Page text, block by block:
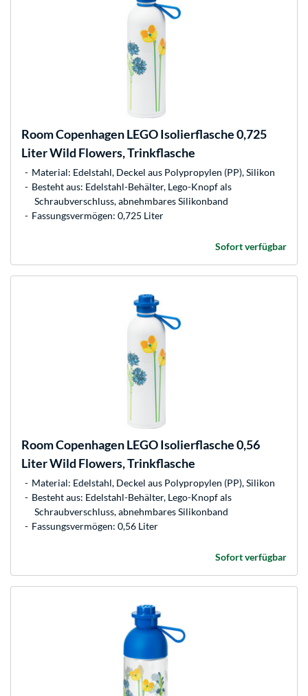
Room CopenhagenLEGO Isolierflasche 0,725
Liter Wild Flowers, Trinkflasche
Material: Edelstahl, Deckel aus Polypropylen (PP), Silikon
Besteht aus: Edelstahl-Behälter, Lego-Knopf als
Schraubverschluss, abnehmbares Silikonband
Fassungsvermögen: 0,725 Liter
Sofort verfügbar
Room CopenhagenLEGO Isolierflasche 0,56
Liter Wild Flowers, Trinkflasche
Material: Edelstahl, Deckel aus Polypropylen (PP), Silikon
Besteht aus: Edelstahl-Behälter, Lego-Knopf als
Schraubverschluss, abnehmbares Silikonband
Fassungsvermögen: 0,56 Liter
Sofort verfügbar